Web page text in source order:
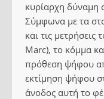
κυρίαρχη δύναμη
Σύμφωνα με τα
και τις
Marc), το κόμμα
πρόθεση ψήφου
εκτίμηση ψήφου
άνοδος αυτή το